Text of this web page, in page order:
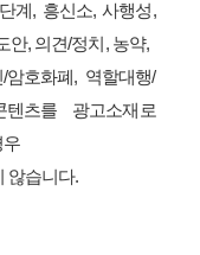
계, 흥신소, 사행성,
안, 의견/정치, 농약,
호화폐, 역할대행/
츠를 광고소재로
우
않습니다.